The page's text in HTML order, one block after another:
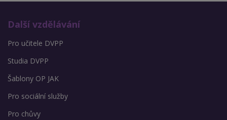
Další vzdělávání
Pro učitele DVPP
Studia DVPP
Šablony OP JAK
Pro sociální služby
Pro chůvy